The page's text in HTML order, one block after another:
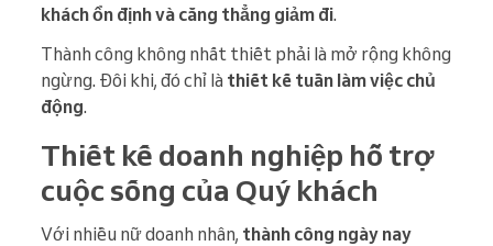
khách ổn định và căng thẳng giảm đi.
Thành công không nhất thiết phải là mở rộng không
ngừng. Đôi khi, đó chỉ là thiết kế tuần làm việc chủ
động.
Thiết kế doanh nghiệp hỗ trợ
cuộc sống của Quý khách
Với nhiều nữ doanh nhân, thành công ngày nay